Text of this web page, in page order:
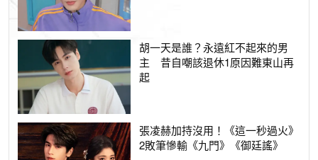
胡一天是誰？永遠紅不起來的男
主 昔自嘲該退休1原因難東山再
起
張凌赫加持沒用！《這一秒過火》
2敗筆慘輸《九門》《御廷謠》